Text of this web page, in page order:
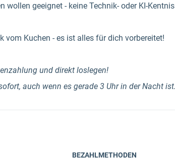
wollen geeignet - keine Technik- oder KI-
vom Kuchen - es ist alles für dich vorbereitet!
und direkt loslegen!
auch wenn es gerade 3 Uhr in der Nacht
BEZAHLMETHODEN